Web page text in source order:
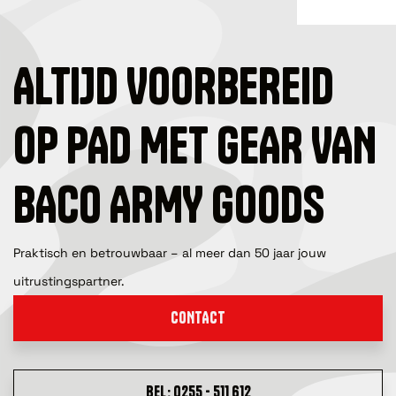
ALTIJD VOORBEREID
OP PAD MET GEAR VAN
BACO ARMY GOODS
Praktisch en betrouwbaar – al meer dan 50 jaar jouw
uitrustingspartner.
CONTACT
BEL: 0255 - 511 612